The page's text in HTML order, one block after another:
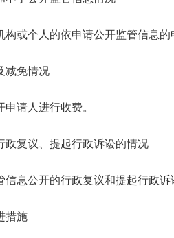
或个人的依申请公开监管信息的
减免情况
请人进行收费。
政复议、提起行政诉讼的情况
息公开的行政复议和提起行政诉
措施